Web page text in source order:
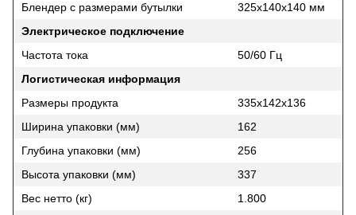
Блендер с размерами бутылки
325x140x140 мм
Электрическое подключение
Частота тока
50/60 Гц
Логистическая информация
Размеры продукта
335x142x136
Ширина упаковки (мм)
162
Глубина упаковки (мм)
256
Высота упаковки (мм)
337
Вес нетто (кг)
1.800